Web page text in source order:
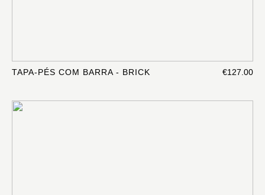
TAPA-PÉS COM BARRA - BRICK €127.00